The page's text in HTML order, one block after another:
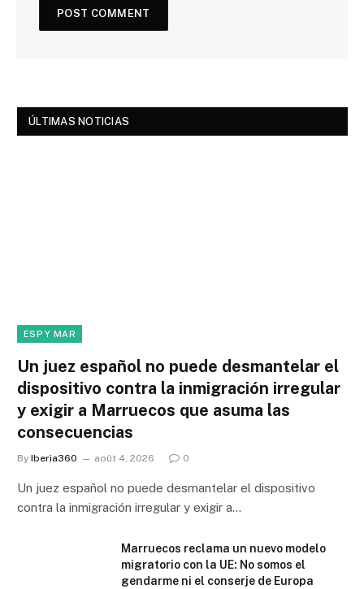
ÚLTIMAS NOTICIAS
ESP Y MAR
Un juez español no puede desmantelar el
dispositivo contra la inmigración irregular
y exigir a Marruecos que asuma las
consecuencias
By Iberia360 août 4, 2026 0
Un juez español no puede desmantelar el dispositivo
contra la inmigración irregular y exigir a…
Marruecos reclama un nuevo modelo
migratorio con la UE: No somos el
gendarme ni el conserje de Europa